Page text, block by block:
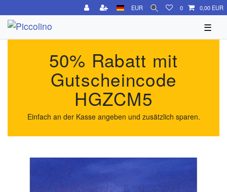
EUR 0 0,00 EUR
☰
50% Rabatt mit
Gutscheincode
HGZCM5
Einfach an der Kasse angeben und zusätzlich sparen.